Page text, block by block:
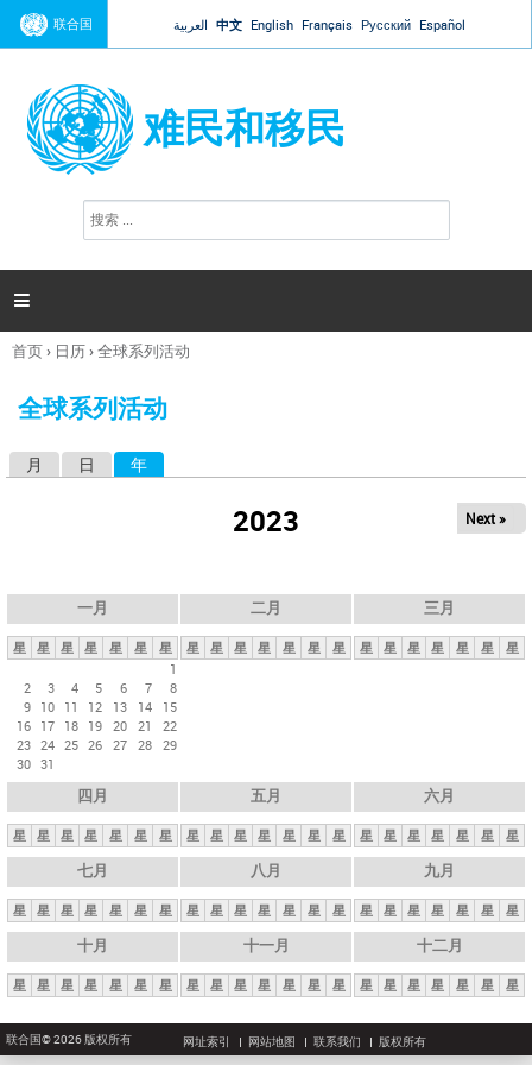
Jump to navigation
联合国 العربية 中文 English Français Русский Español
难民和移民
搜
索

你
这
首页› 日历›全球系列活动
全球系列活动
月 日 年
2023 Next »
一月
星 星 星 星 星 星
星
1
2
3 4 5 6 7
8
9 10 11 12 13 14
15
16 17 18 19 20 21
22
23 24 25 26 27 28 29
30 31
二月
星 星 星 星 星 星 星
三月
星 星 星 星 星 星 星
四月
星 星 星 星 星 星 星
五月
星 星 星 星 星 星 星
六月
星 星 星 星 星 星 星
七月
星 星 星 星 星 星 星
八月
星 星 星 星 星 星 星
九月
星 星 星 星 星 星 星
十月
星 星 星 星 星 星 星
十一月
星 星 星 星 星 星 星
十二月
星 星 星 星 星 星 星
联合国© 2026 版权所有 网址索引 网站地图 联系我们 版权所有